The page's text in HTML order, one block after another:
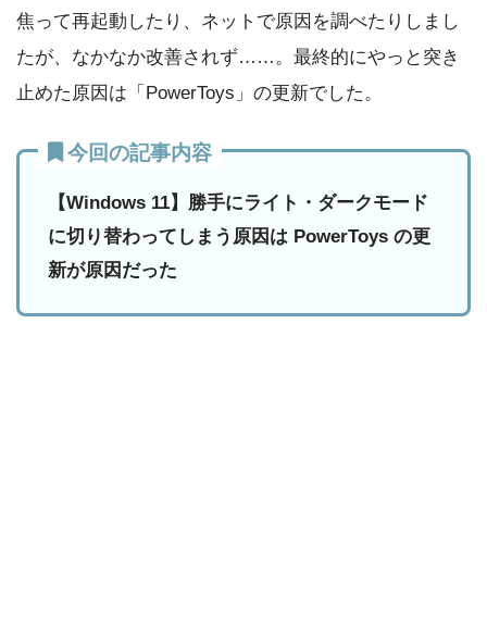
焦って再起動したり、ネットで原因を調べたりしまし
たが、なかなか改善されず……。最終的にやっと突き
止めた原因は「PowerToys」の更新でした。
今回の記事内容
【Windows 11】勝手にライト・ダークモード
に切り替わってしまう原因は PowerToys の更
新が原因だった